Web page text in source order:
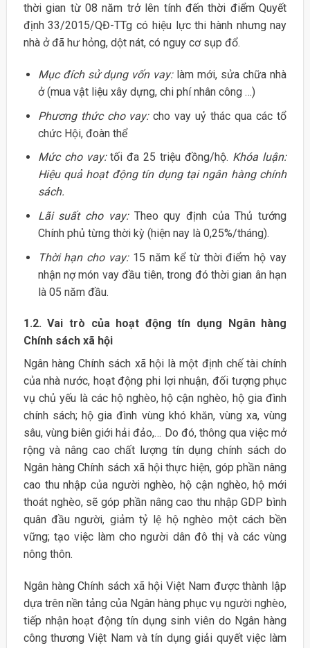
thời gian từ 08 năm trở lên tính đến thời điểm Quyết
định 33/2015/QĐ-TTg có hiệu lực thi hành nhưng nay
nhà ở đã hư hỏng, dột nát, có nguy cơ sụp đổ.
Mục đích sử dụng vốn vay:làm mới, sửa chữa nhà
ở (mua vật liệu xây dựng, chi phí nhân công …)
Phương thức cho vay:cho vay uỷ thác qua các tổ
chức Hội, đoàn thể
Mức cho vay:tối đa 25 triệu đồng/hộ. Khóa luận:
Hiệu quả hoạt động tín dụng tại ngân hàng chính
sách.
Lãi suất cho vay:Theo quy định của Thủ tướng
Chính phủ từng thời kỳ (hiện nay là 0,25%/tháng).
Thời hạn cho vay:15 năm kể từ thời điểm hộ vay
nhận nợ món vay đầu tiên, trong đó thời gian ân hạn
là 05 năm đầu.
1.2. Vai trò của hoạt động tín dụng Ngân hàng
Chính sách xã hội
Ngân hàng Chính sách xã hội là một định chế tài chính
của nhà nước, hoạt động phi lợi nhuận, đối tượng phục
vụ chủ yếu là các hộ nghèo, hộ cận nghèo, hộ gia đình
chính sách; hộ gia đình vùng khó khăn, vùng xa, vùng
sâu, vùng biên giới hải đảo,… Do đó, thông qua việc mở
rộng và nâng cao chất lượng tín dụng chính sách do
Ngân hàng Chính sách xã hội thực hiện, góp phần nâng
cao thu nhập của người nghèo, hộ cận nghèo, hộ mới
thoát nghèo, sẽ góp phần nâng cao thu nhập GDP bình
quân đầu người, giảm tỷ lệ hộ nghèo một cách bền
vững; tạo việc làm cho người dân đô thị và các vùng
nông thôn.
Ngân hàng Chính sách xã hội Việt Nam được thành lập
dựa trên nền tảng của Ngân hàng phục vụ người nghèo,
tiếp nhận hoạt động tín dụng sinh viên do Ngân hàng
công thương Việt Nam và tín dụng giải quyết việc làm